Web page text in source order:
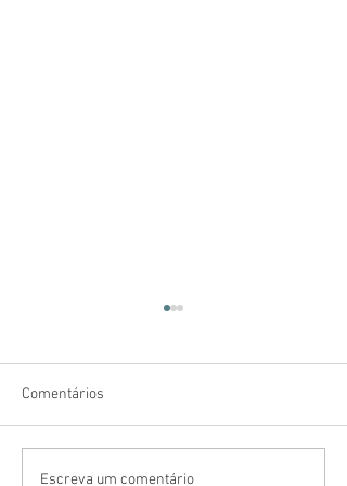
Comentários
Escreva um comentário